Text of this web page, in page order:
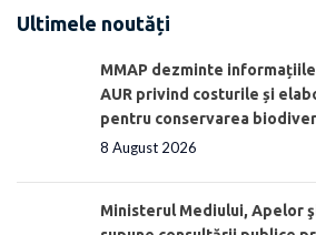
Ultimele noutăți
MMAP dezminte
AUR privind costurile și
pentru conservarea
8 August 2026
Ministerul Mediului, Apelor